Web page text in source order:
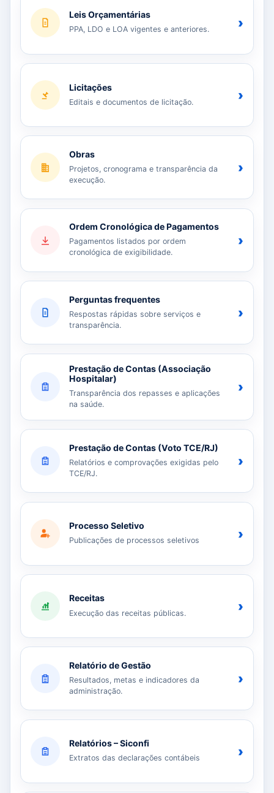
Leis Orçamentárias
PPA, LDO e LOA vigentes e anteriores. ›
Licitações
Editais e documentos de licitação. ›
Obras
Projetos, cronograma e transparência da
execução.
›
Ordem Cronológica de Pagamentos
Pagamentos listados por ordem
cronológica de exigibilidade.
›
Perguntas frequentes
Respostas rápidas sobre serviços e
transparência.
›
Prestação de Contas (Associação
Hospitalar)
Transparência dos repasses e aplicações
na saúde.
›
Prestação de Contas (Voto TCE/RJ)
Relatórios e comprovações exigidas pelo
TCE/RJ.
›
Processo Seletivo
Publicações de processos seletivos ›
Receitas
Execução das receitas públicas. ›
Relatório de Gestão
Resultados, metas e indicadores da
administração.
›
Relatórios – Siconfi
Extratos das declarações contábeis ›